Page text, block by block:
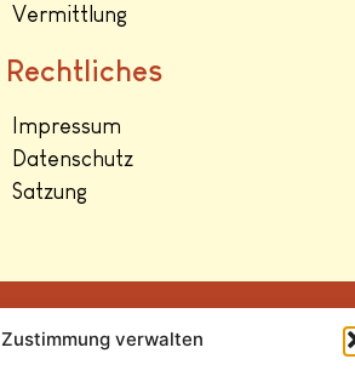
Zustimmung verwalten
Vermittlung
Rechtliches
Impressum
Datenschutz
Satzung